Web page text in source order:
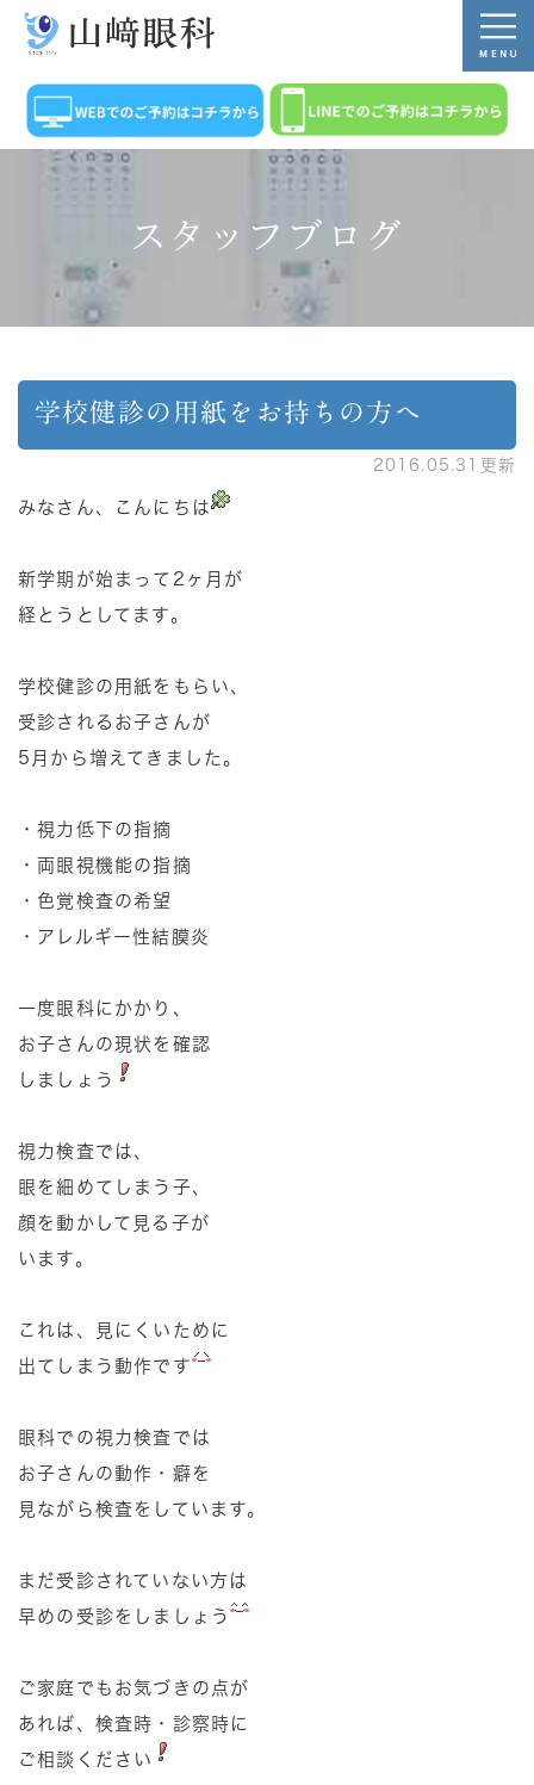
スタッフブログ
学校健診の用紙をお持ちの方へ
2016.05.31更新
みなさん、こんにちは
新学期が始まって2ヶ月が
経とうとしてます。
学校健診の用紙をもらい、
受診されるお子さんが
5月から増えてきました。
・視力低下の指摘
・両眼視機能の指摘
・色覚検査の希望
・アレルギー性結膜炎
一度眼科にかかり、
お子さんの現状を確認
しましょう
視力検査では、
眼を細めてしまう子、
顔を動かして見る子が
います。
これは、見にくいために
出てしまう動作です
眼科での視力検査では
お子さんの動作・癖を
見ながら検査をしています。
まだ受診されていない方は
早めの受診をしましょう
ご家庭でもお気づきの点が
あれば、検査時・診察時に
ご相談ください